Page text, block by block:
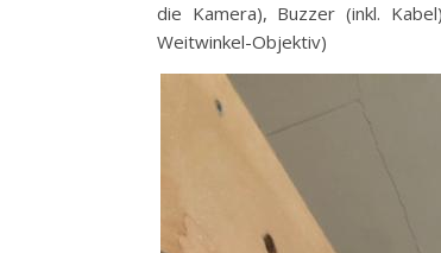
die Kamera), Buzzer (inkl.
Weitwinkel-Objektiv)